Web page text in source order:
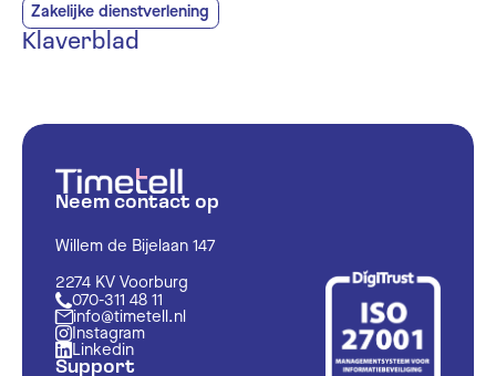
Zakelijke dienstverlening
Klaverblad
Neem contact op
Willem de Bijelaan 147
2274 KV Voorburg
070-311 48 11
info@timetell.nl
Instagram
Linkedin
Support